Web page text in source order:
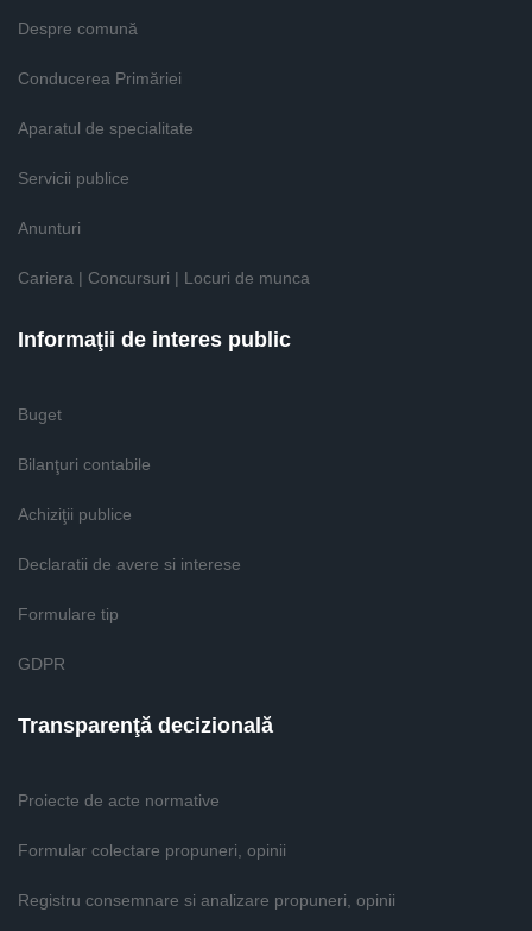
Despre comună
Conducerea Primăriei
Aparatul de specialitate
Servicii publice
Anunturi
Cariera | Concursuri | Locuri de munca
Informaţii de interes public
Buget
Bilanţuri contabile
Achiziţii publice
Declaratii de avere si interese
Formulare tip
GDPR
Transparenţă decizională
Proiecte de acte normative
Formular colectare propuneri, opinii
Registru consemnare si analizare propuneri, opinii